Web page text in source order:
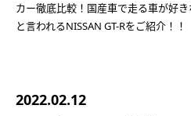
カー徹底比較！国産車で走る車が好
と言われるNISSAN GT-Rをご紹介！！
2022.02.12